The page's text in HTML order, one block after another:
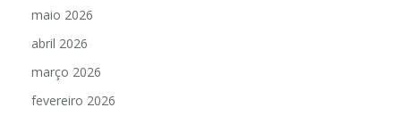
maio 2026
abril 2026
março 2026
fevereiro 2026